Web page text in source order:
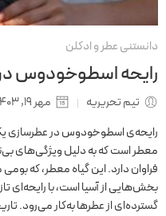
دانستنی عطر و ادکلن
رایحه اسطوخودوس
تیم تحریریه
مهر 19, 1403
رایحه‌ی اسطوخودوس در عطرسازی
معطر است که به دلیل ویژگی‌های
فراوان دارد. این گیاه معطر، که
بخش‌هایی از آسیا است، با
گسترده‌ای از عطرها به‌کار می‌رود.